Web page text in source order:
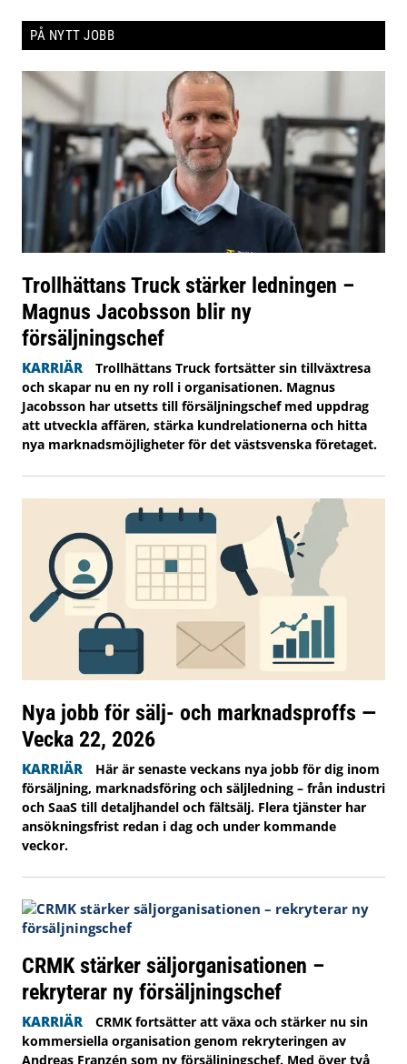
PÅ NYTT JOBB
Trollhättans Truck stärker ledningen –
Magnus Jacobsson blir ny
försäljningschef
KARRIÄR
Trollhättans Truck fortsätter sin tillväxtresa
och skapar nu en ny roll i organisationen. Magnus
Jacobsson har utsetts till försäljningschef med uppdrag
att utveckla affären, stärka kundrelationerna och hitta
nya marknadsmöjligheter för det västsvenska företaget.
Nya jobb för sälj- och marknadsproffs —
Vecka 22, 2026
KARRIÄR
Här är senaste veckans nya jobb för dig inom
försäljning, marknadsföring och säljledning – från industri
och SaaS till detaljhandel och fältsälj. Flera tjänster har
ansökningsfrist redan i dag och under kommande
veckor.
CRMK stärker säljorganisationen –
rekryterar ny försäljningschef
KARRIÄR
CRMK fortsätter att växa och stärker nu sin
kommersiella organisation genom rekryteringen av
Andreas Franzén som ny försäljningschef. Med över två